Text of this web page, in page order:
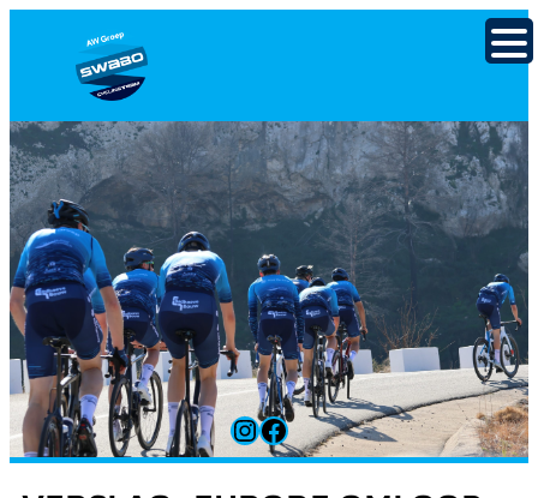
inhoud
Instagram
Facebook